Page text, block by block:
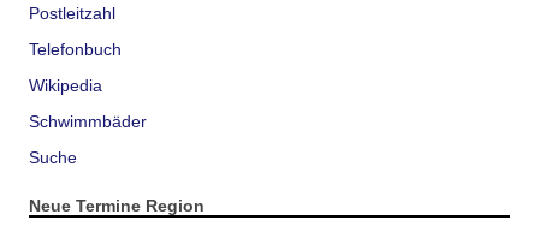
Postleitzahl
Telefonbuch
Wikipedia
Schwimmbäder
Suche
Neue Termine Region